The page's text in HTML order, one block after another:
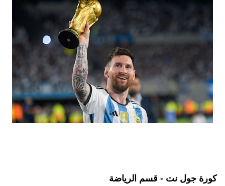
كورة جول نت - قسم الرياضة